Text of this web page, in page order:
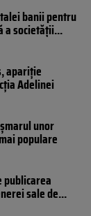
banii pentru
a societății...
apariție
Adelinei
unor
populare
publicarea
sale de...